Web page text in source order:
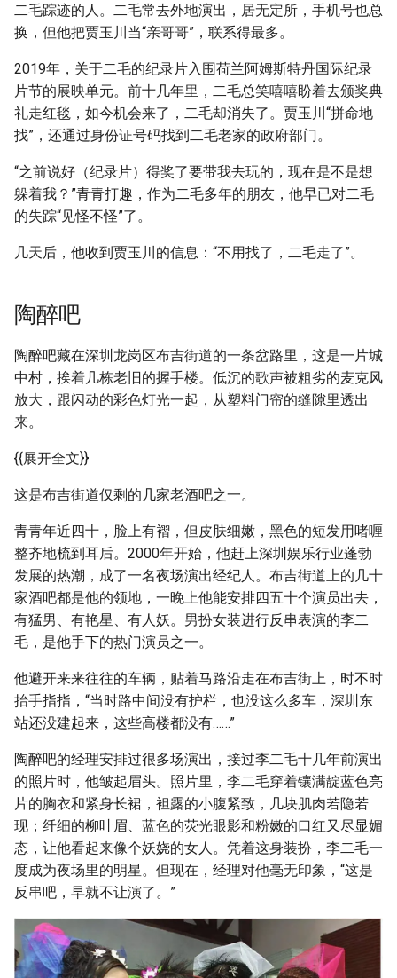
二毛踪迹的人。二毛常去外地演出，居无定所，手机号也总
换，但他把贾玉川当“亲哥哥”，联系得最多。
2019年，关于二毛的纪录片入围荷兰阿姆斯特丹国际纪录
片节的展映单元。前十几年里，二毛总笑嘻嘻盼着去颁奖典
礼走红毯，如今机会来了，二毛却消失了。贾玉川“拼命地
找”，还通过身份证号码找到二毛老家的政府部门。
“之前说好（纪录片）得奖了要带我去玩的，现在是不是想
躲着我？”青青打趣，作为二毛多年的朋友，他早已对二毛
的失踪“见怪不怪”了。
几天后，他收到贾玉川的信息：“不用找了，二毛走了”。
陶醉吧
陶醉吧藏在深圳龙岗区布吉街道的一条岔路里，这是一片城
中村，挨着几栋老旧的握手楼。低沉的歌声被粗劣的麦克风
放大，跟闪动的彩色灯光一起，从塑料门帘的缝隙里透出
来。
{{展开全文}}
这是布吉街道仅剩的几家老酒吧之一。
青青年近四十，脸上有褶，但皮肤细嫩，黑色的短发用啫喱
整齐地梳到耳后。2000年开始，他赶上深圳娱乐行业蓬勃
发展的热潮，成了一名夜场演出经纪人。布吉街道上的几十
家酒吧都是他的领地，一晚上他能安排四五十个演员出去，
有猛男、有艳星、有人妖。男扮女装进行反串表演的李二
毛，是他手下的热门演员之一。
他避开来来往往的车辆，贴着马路沿走在布吉街上，时不时
抬手指指，“当时路中间没有护栏，也没这么多车，深圳东
站还没建起来，这些高楼都没有……”
陶醉吧的经理安排过很多场演出，接过李二毛十几年前演出
的照片时，他皱起眉头。照片里，李二毛穿着镶满靛蓝色亮
片的胸衣和紧身长裙，袒露的小腹紧致，几块肌肉若隐若
现；纤细的柳叶眉、蓝色的荧光眼影和粉嫩的口红又尽显媚
态，让他看起来像个妖娆的女人。凭着这身装扮，李二毛一
度成为夜场里的明星。但现在，经理对他毫无印象，“这是
反串吧，早就不让演了。”